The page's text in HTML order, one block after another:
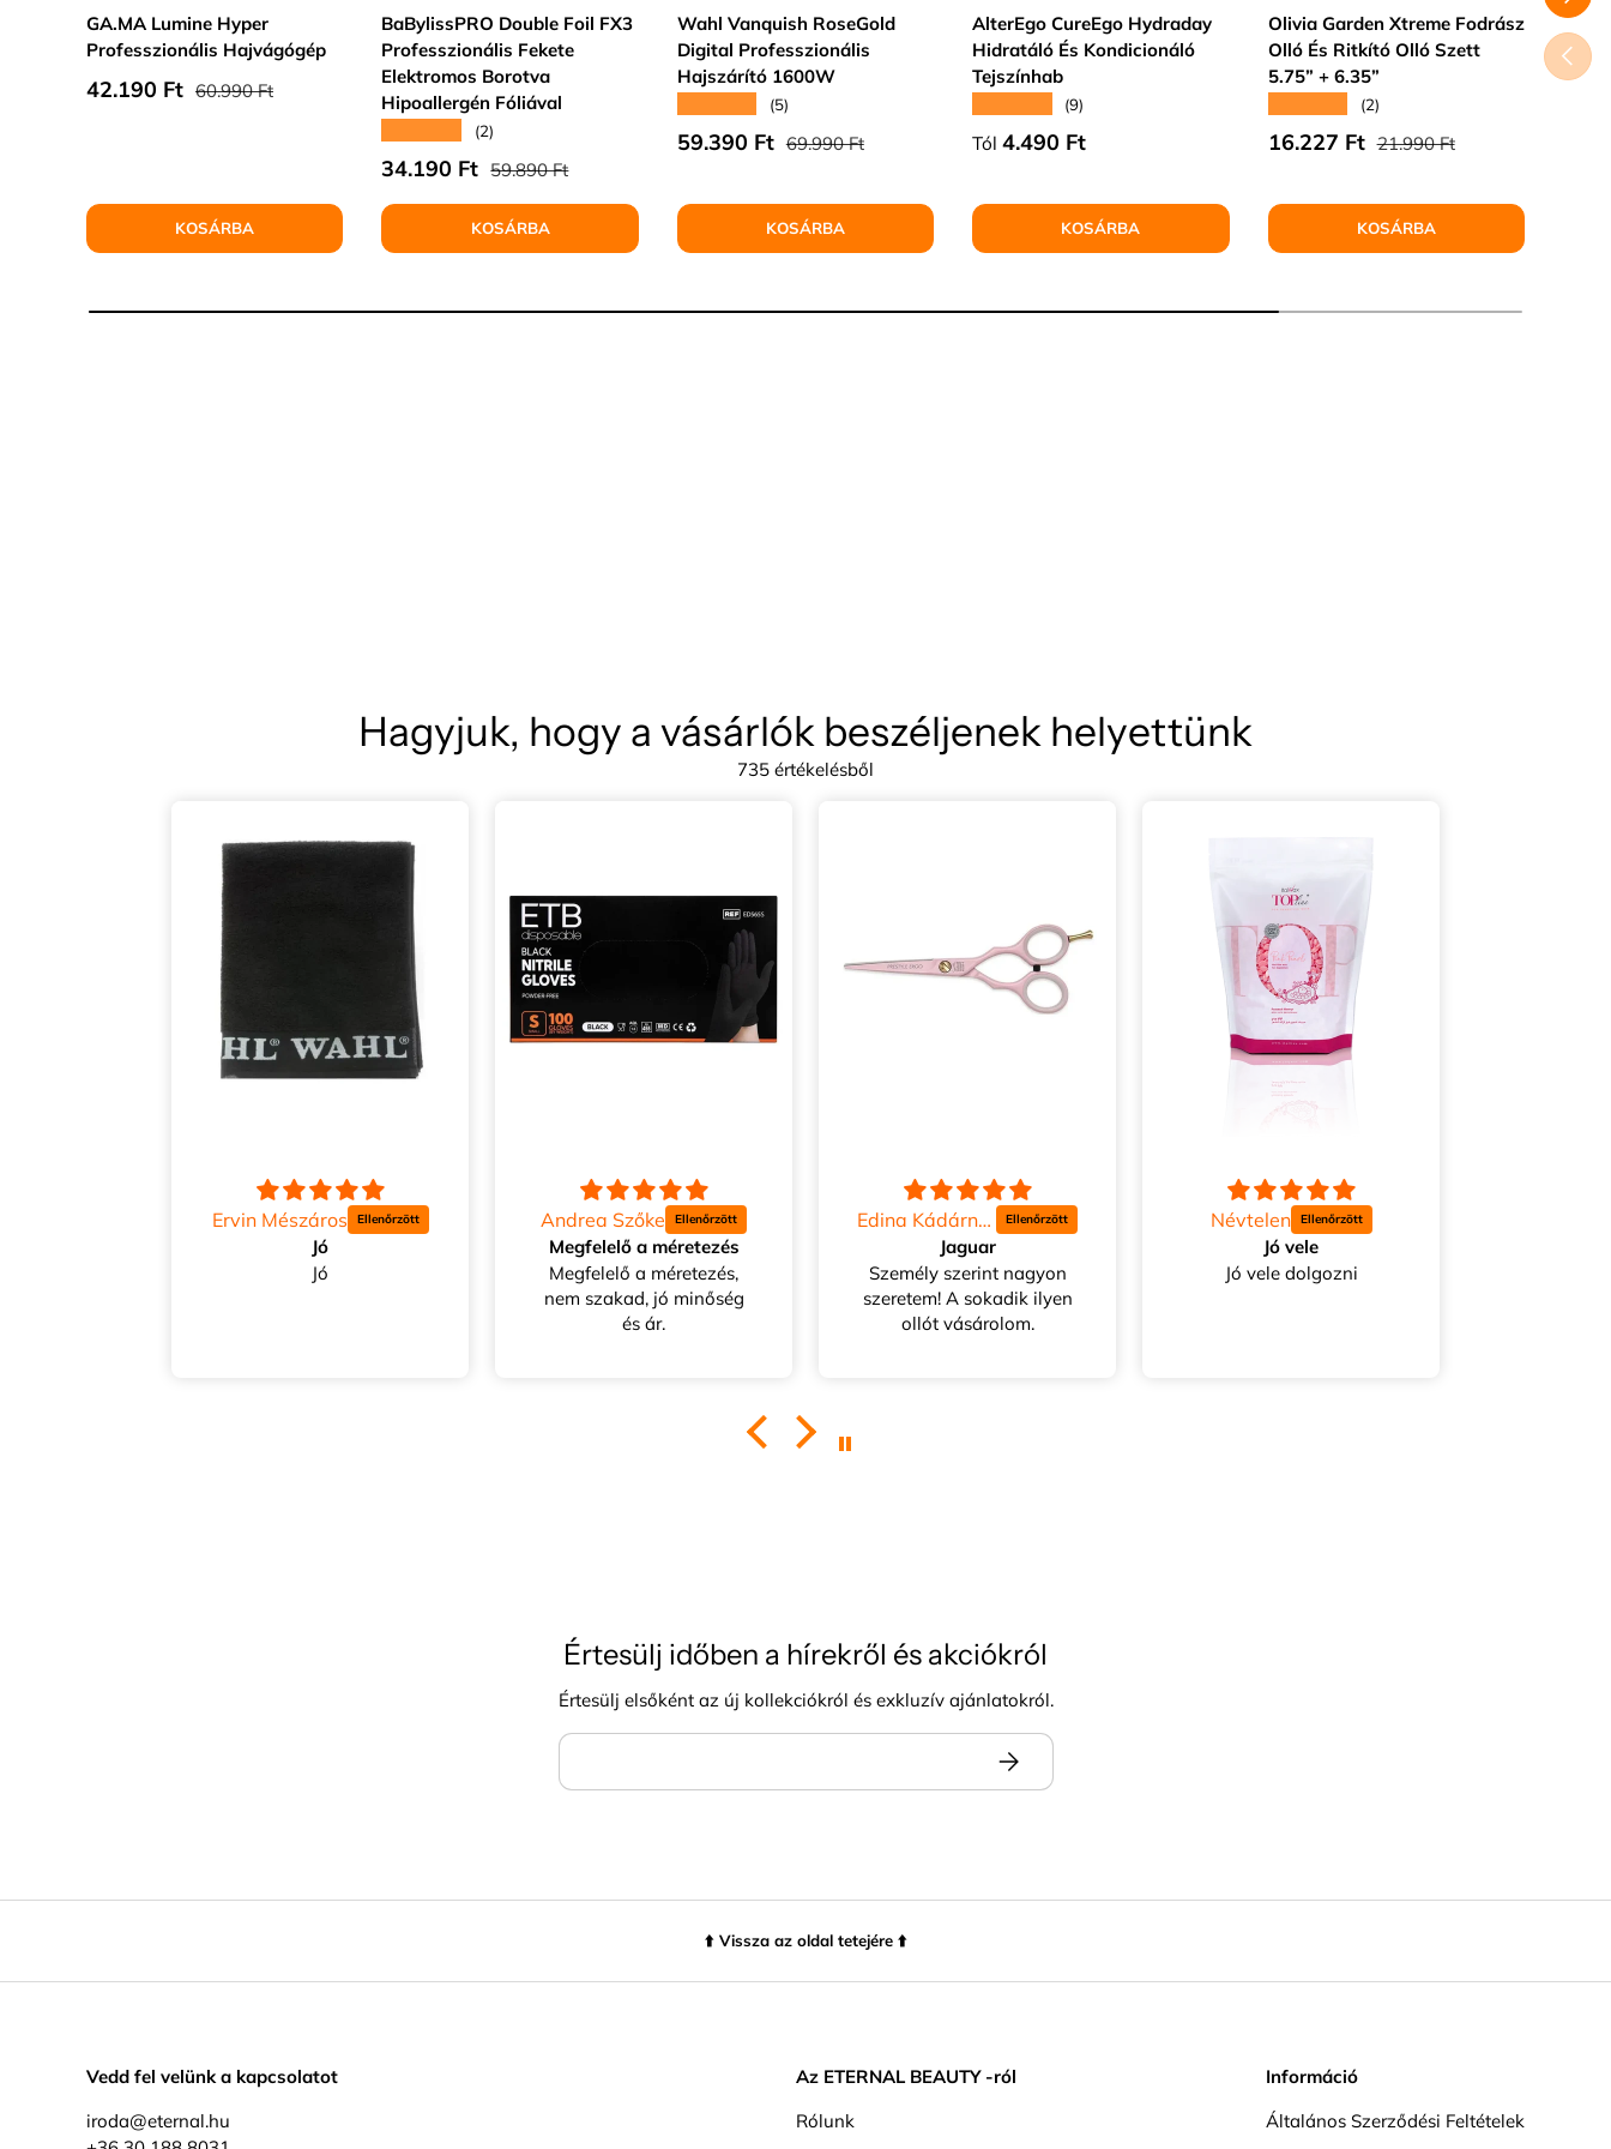
ELŐZŐ
GA.MA Lumine Hyper
Professzionális Hajvágógép
Eladási ár
42.190 Ft Normál ár
60.990 Ft
KOSÁRBA
BaBylissPRO Double Foil FX3
Professzionális Fekete
Elektromos Borotva
Hipoallergén Fóliával
(2)
Eladási ár
34.190 Ft Normál ár
59.890 Ft
KOSÁRBA
Wahl Vanquish RoseGold
Digital Professzionális
Hajszárító 1600W
(5)
Eladási ár
59.390 Ft Normál ár
69.990 Ft
KOSÁRBA
AlterEgo CureEgo Hydraday
Hidratáló És Kondicionáló
Tejszínhab
(9)
Normál ár
Tól4.490 Ft
KOSÁRBA
Olivia Garden Xtreme Fodrász
Olló És Ritkító Olló Szett
5.75” + 6.35”
(2)
Eladási ár
16.227 Ft Normál ár
21.990 Ft
KOSÁRBA
Hagyjuk, hogy a vásárlók beszéljenek helyettünk
735 értékelésből
Ervin Mészáros
Jó
Jó
Andrea Szőke
Megfelelő a méretezés
Megfelelő a méretezés,
nem szakad, jó minőség
és ár.
Edina Kádárné Erdei
Jaguar
Személy szerint nagyon
szeretem! A sokadik ilyen
ollót vásárolom.
Névtelen
Jó vele
Jó vele dolgozni
Értesülj időben a hírekről és akciókról
Értesülj elsőként az új kollekciókról és exkluzív ajánlatokról.
⬆️ Vissza az oldal tetejére ⬆️
Vedd fel velünk a kapcsolatot
iroda@eternal.hu
Az ETERNAL BEAUTY -ról
Rólunk
Információ
Általános Szerződési Feltételek